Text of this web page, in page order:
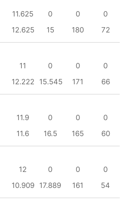
11.625 0 0
0
12.625 15 180 72
11 0 0
0
12.222 15.545 171 66
11.9 0 0
0
11.6 16.5 165 60
12 0 0
0
10.909 17.889 161 54